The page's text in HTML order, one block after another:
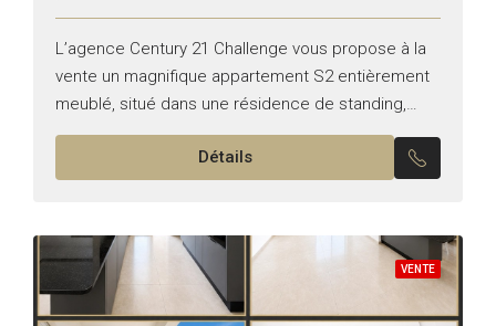
L’agence Century 21 Challenge vous propose à la
vente un magnifique appartement S2 entièrement
meublé, situé dans une résidence de standing,
sécurisée et parfaitement entretenue à AFH 2. Le
Détails
VENTE